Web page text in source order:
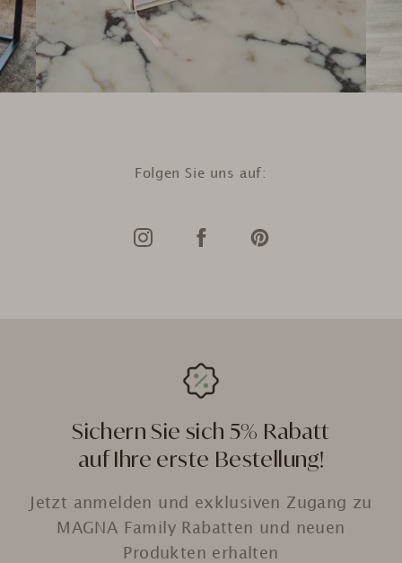
Folgen Sie uns auf:
Sichern Sie sich 5% Rabatt
auf Ihre erste Bestellung!
Jetzt anmelden und exklusiven Zugang zu
MAGNA Family Rabatten und neuen
Produkten erhalten